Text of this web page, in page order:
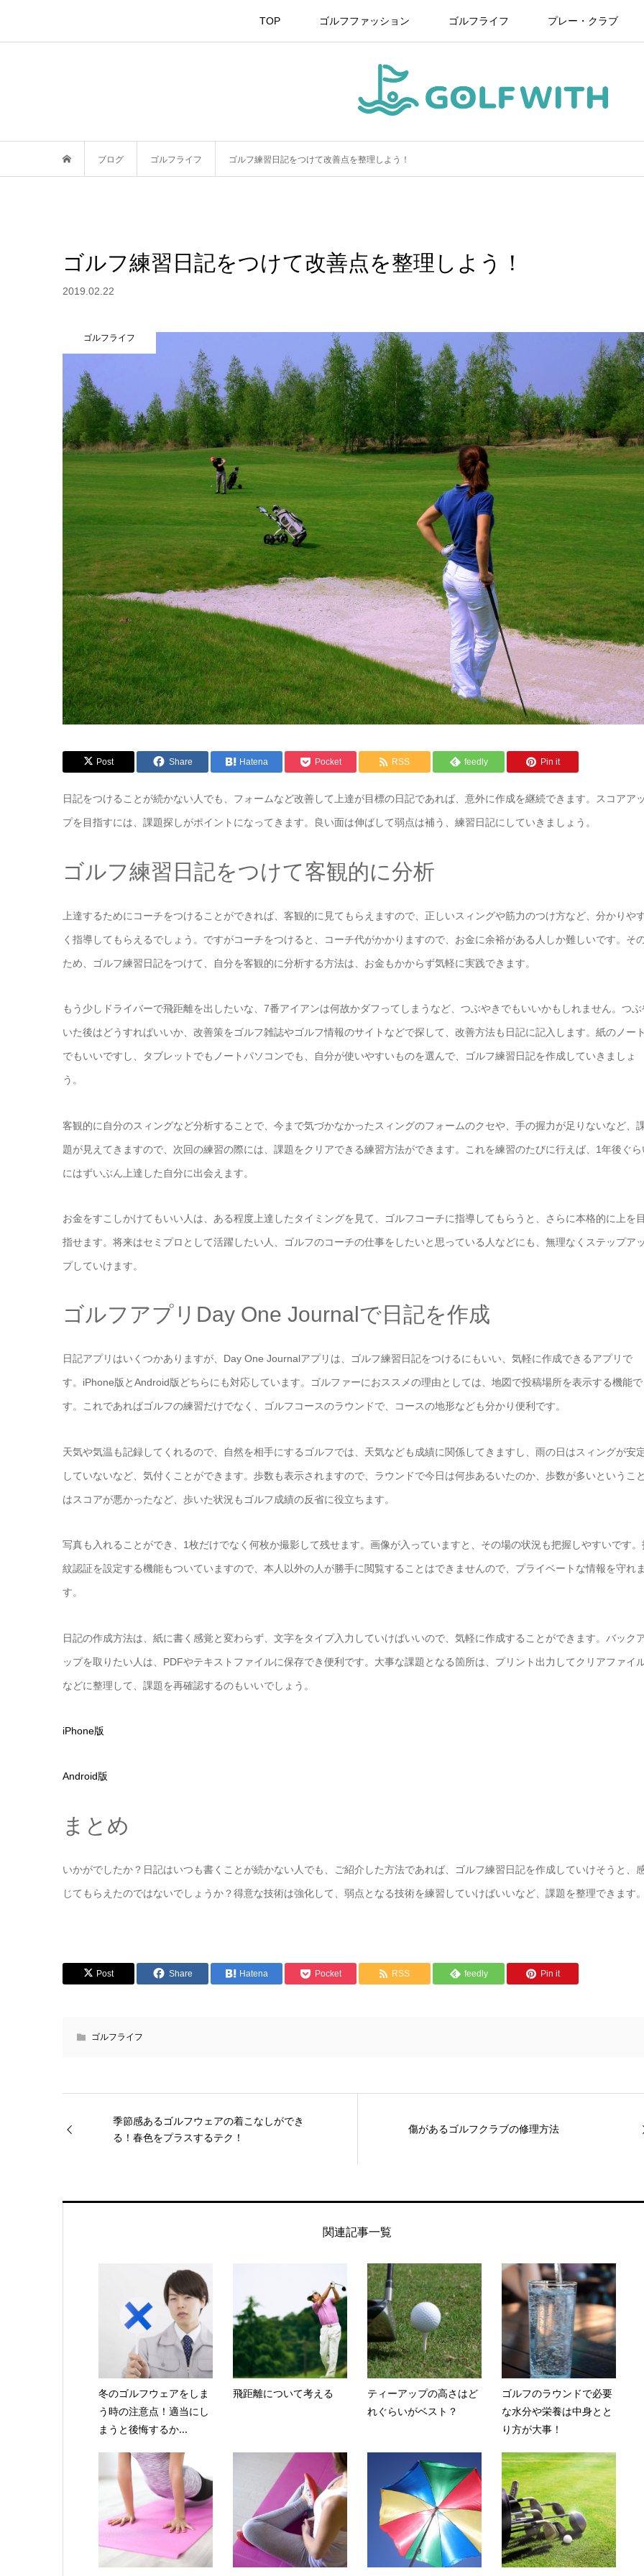
TOP ゴルフファッション ゴルフライフ プレー・クラブ
ブログ ゴルフライフ ゴルフ練習日記をつけて改善点を整理しよう！
ゴルフ練習日記をつけて改善点を整理しよう！
2019.02.22
ゴルフライフ
Post Share Hatena Pocket RSS feedly Pin it
日記をつけることが続かない人でも、フォームなど改善して上達が目標の日記であれば、意外に作成を継続できます。スコアアッ
プを目指すには、課題探しがポイントになってきます。良い面は伸ばして弱点は補う、練習日記にしていきましょう。
ゴルフ練習日記をつけて客観的に分析
上達するためにコーチをつけることができれば、客観的に見てもらえますので、正しいスィングや筋力のつけ方など、分かりや
く指導してもらえるでしょう。ですがコーチをつけると、コーチ代がかかりますので、お金に余裕がある人しか難しいです。そ
ため、ゴルフ練習日記をつけて、自分を客観的に分析する方法は、お金もかからず気軽に実践できます。
もう少しドライバーで飛距離を出したいな、7番アイアンは何故かダフってしまうなど、つぶやきでもいいかもしれません。つぶ
いた後はどうすればいいか、改善策をゴルフ雑誌やゴルフ情報のサイトなどで探して、改善方法も日記に記入します。紙のノート
でもいいですし、タブレットでもノートパソコンでも、自分が使いやすいものを選んで、ゴルフ練習日記を作成していきましょ
う。
客観的に自分のスィングなど分析することで、今まで気づかなかったスィングのフォームのクセや、手の握力が足りないなど、
題が見えてきますので、次回の練習の際には、課題をクリアできる練習方法ができます。これを練習のたびに行えば、1年後ぐら
にはずいぶん上達した自分に出会えます。
お金をすこしかけてもいい人は、ある程度上達したタイミングを見て、ゴルフコーチに指導してもらうと、さらに本格的に上を目
指せます。将来はセミプロとして活躍したい人、ゴルフのコーチの仕事をしたいと思っている人などにも、無理なくステップアッ
プしていけます。
ゴルフアプリDay One Journalで日記を作成
日記アプリはいくつかありますが、Day One Journalアプリは、ゴルフ練習日記をつけるにもいい、気軽に作成できるアプリで
す。iPhone版とAndroid版どちらにも対応しています。ゴルファーにおススメの理由としては、地図で投稿場所を表示する機能で
す。これであればゴルフの練習だけでなく、ゴルフコースのラウンドで、コースの地形なども分かり便利です。
天気や気温も記録してくれるので、自然を相手にするゴルフでは、天気なども成績に関係してきますし、雨の日はスィングが安
していないなど、気付くことができます。歩数も表示されますので、ラウンドで今日は何歩あるいたのか、歩数が多いということ
はスコアが悪かったなど、歩いた状況もゴルフ成績の反省に役立ちます。
写真も入れることができ、1枚だけでなく何枚か撮影して残せます。画像が入っていますと、その場の状況も把握しやすいです。
紋認証を設定する機能もついていますので、本人以外の人が勝手に閲覧することはできませんので、プライベートな情報を守れま
す。
日記の作成方法は、紙に書く感覚と変わらず、文字をタイプ入力していけばいいので、気軽に作成することができます。バック
ップを取りたい人は、PDFやテキストファイルに保存でき便利です。大事な課題となる箇所は、プリント出力してクリアファイ
などに整理して、課題を再確認するのもいいでしょう。
iPhone版
Android版
まとめ
いかがでしたか？日記はいつも書くことが続かない人でも、ご紹介した方法であれば、ゴルフ練習日記を作成していけそうと、
じてもらえたのではないでしょうか？得意な技術は強化して、弱点となる技術を練習していけばいいなど、課題を整理できます。
Post Share Hatena Pocket RSS feedly Pin it
ゴルフライフ
季節感あるゴルフウェアの着こなしができ
る！春色をプラスするテク！
傷があるゴルフクラブの修理方法
関連記事一覧
冬のゴルフウェアをしま
う時の注意点！適当にし
まうと後悔するか...
飛距離について考える
ティーアップの高さはど
れぐらいがベスト？
ゴルフのラウンドで必要
な水分や栄養は中身とと
り方が大事！